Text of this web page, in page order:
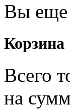
Вы еще
Корзина
Всего
на